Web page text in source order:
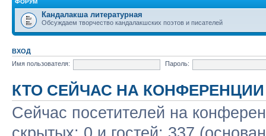
Кандалакша литературная
Обсуждаем творчество кандалакшских поэтов и писателей
ВХОД
Имя пользователя:
Пароль:
КТО СЕЙЧАС НА КОНФЕРЕНЦИИ
Сейчас посетителей на